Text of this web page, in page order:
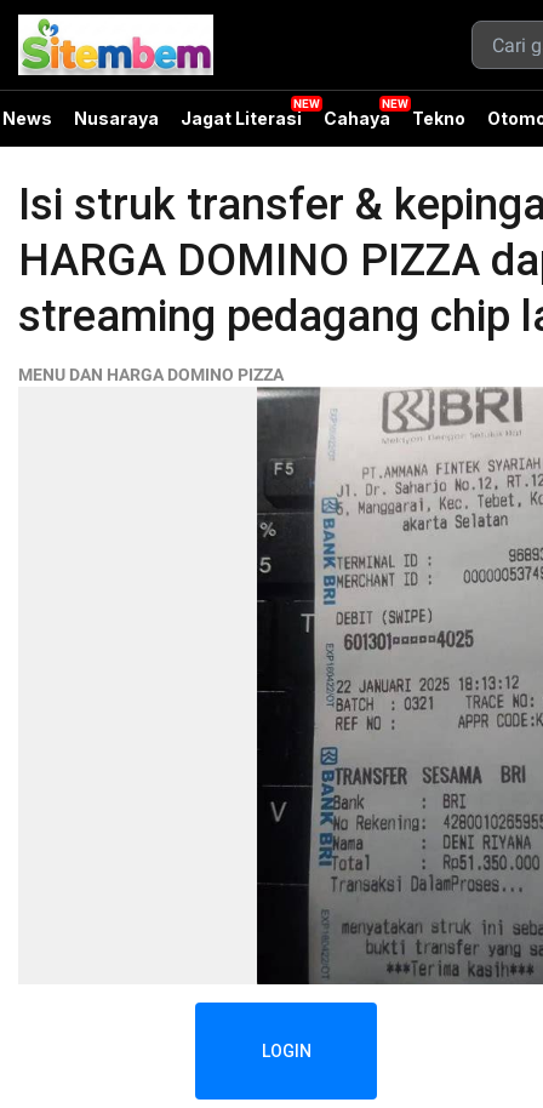
News Nusaraya Jagat Literasi Cahaya Tekno
Isi struk transfer &
HARGA DOMINO PIZZA
streaming pedagang chip
MENU DAN HARGA DOMINO PIZZA
LOGIN